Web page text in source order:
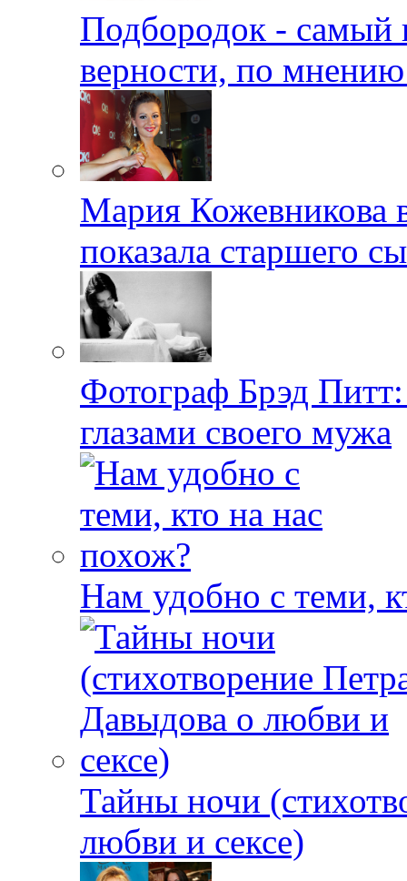
Подбородок - самый
верности, по
Мария Кожевникова
показала старшего
Фотограф Брэд
глазами своего мужа
Нам удобно с теми,
Тайны ночи
любви и сексе)